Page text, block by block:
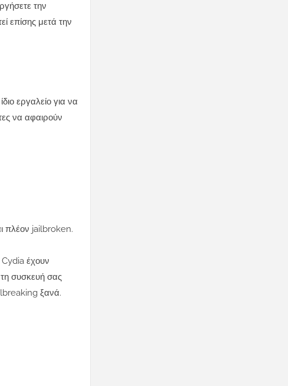
την
επίσης μετά την
εργαλείο για να
να αφαιρούν
πλέον jailbroken.
Cydia έχουν
συσκευή σας
ξανά.